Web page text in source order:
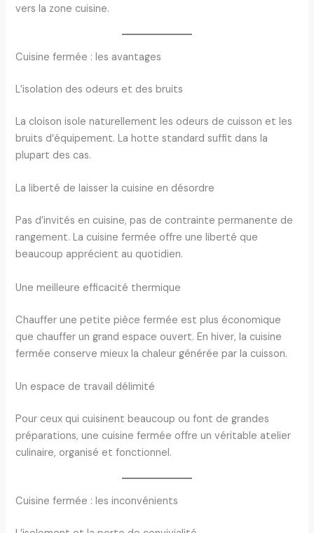
vers la zone cuisine.
Cuisine fermée : les avantages
L’isolation des odeurs et des bruits
La cloison isole naturellement les odeurs de cuisson et les
bruits d’équipement. La hotte standard suffit dans la
plupart des cas.
La liberté de laisser la cuisine en désordre
Pas d’invités en cuisine, pas de contrainte permanente de
rangement. La cuisine fermée offre une liberté que
beaucoup apprécient au quotidien.
Une meilleure efficacité thermique
Chauffer une petite pièce fermée est plus économique
que chauffer un grand espace ouvert. En hiver, la cuisine
fermée conserve mieux la chaleur générée par la cuisson.
Un espace de travail délimité
Pour ceux qui cuisinent beaucoup ou font de grandes
préparations, une cuisine fermée offre un véritable atelier
culinaire, organisé et fonctionnel.
Cuisine fermée : les inconvénients